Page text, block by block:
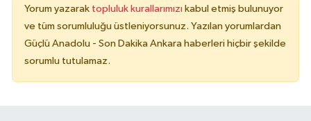
Yorum yazarak topluluk kurallarımızı kabul etmiş bulunuyor
ve tüm sorumluluğu üstleniyorsunuz. Yazılan yorumlardan
Güçlü Anadolu - Son Dakika Ankara haberleri hiçbir şekilde
sorumlu tutulamaz.